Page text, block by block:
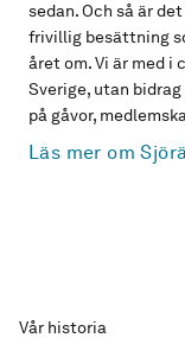
sedan. Och så är
frivillig besättning
året om. Vi är med i
Sverige, utan
på gåvor,
Läs mer om
Vår historia